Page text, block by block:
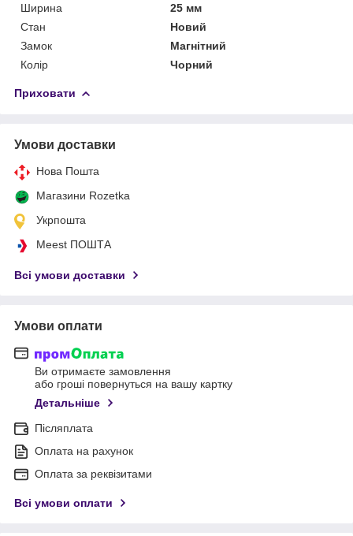
Ширина
25 мм
Стан
Новий
Замок
Магнітний
Колір
Чорний
Приховати
Умови доставки
Нова Пошта
Магазини Rozetka
Укрпошта
Meest ПОШТА
Всі умови доставки
Умови оплати
Ви отримаєте замовлення
або гроші повернуться на вашу картку
Детальніше
Післяплата
Оплата на рахунок
Оплата за реквізитами
Всі умови оплати